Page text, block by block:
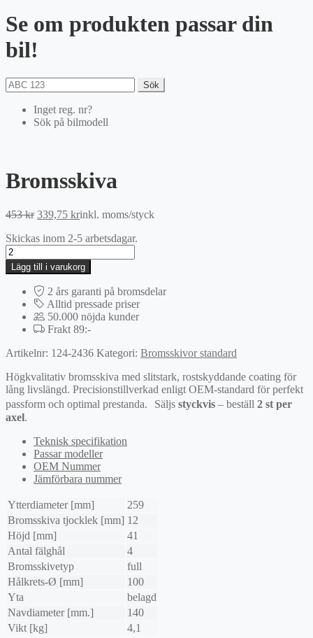
Se om produkten passar din
bil!
Sök
Inget reg. nr?
Sök på bilmodell
Bromsskiva
453kr Det
priset
453 kr.
339,75 krDet
priset
339,75 kr.
inkl. moms/styck
Skickas inom 2-5 arbetsdagar.
Bromsskiva
mängd
Lägg till i varukorg
2 års garanti på bromsdelar
Alltid pressade priser
50.000 nöjda kunder
Frakt 89:-
Artikelnr: 124-2436 Kategori: Bromsskivor standard
Högkvalitativ bromsskiva med slitstark, rostskyddande coating för
lång livslängd. Precisionstillverkad enligt OEM-standard för perfekt
passform och optimal prestanda. Säljs styckvis – beställ 2 st per
axel.
Teknisk specifikation
Passar modeller
OEM Nummer
Jämförbara nummer
Ytterdiameter [mm]
259
Bromsskiva tjocklek [mm] 12
Höjd [mm]
41
Antal fälghål
4
Bromsskivetyp
full
Hålkrets-Ø [mm]
100
Yta
belagd
Navdiameter [mm.]
140
Vikt [kg]
4,1